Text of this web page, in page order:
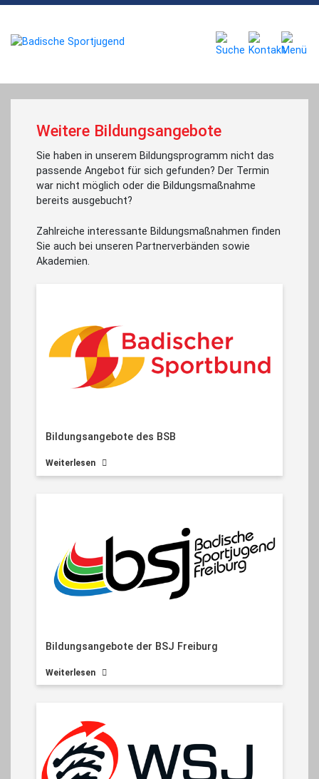
Weitere Bildungsangebote
Sie haben in unserem Bildungsprogramm nicht das
passende Angebot für sich gefunden? Der Termin
war nicht möglich oder die Bildungsmaßnahme
bereits ausgebucht?
Zahlreiche interessante Bildungsmaßnahmen finden
Sie auch bei unseren Partnerverbänden sowie
Akademien.
Bildungsangebote des BSB
Weiterlesen
Bildungsangebote der BSJ Freiburg
Weiterlesen